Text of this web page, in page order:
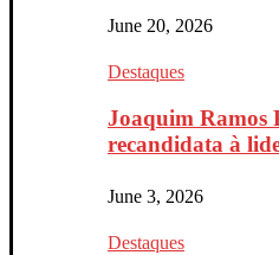
June 20, 2026
Destaques
Joaquim Ramos
recandidata à
June 3, 2026
Destaques